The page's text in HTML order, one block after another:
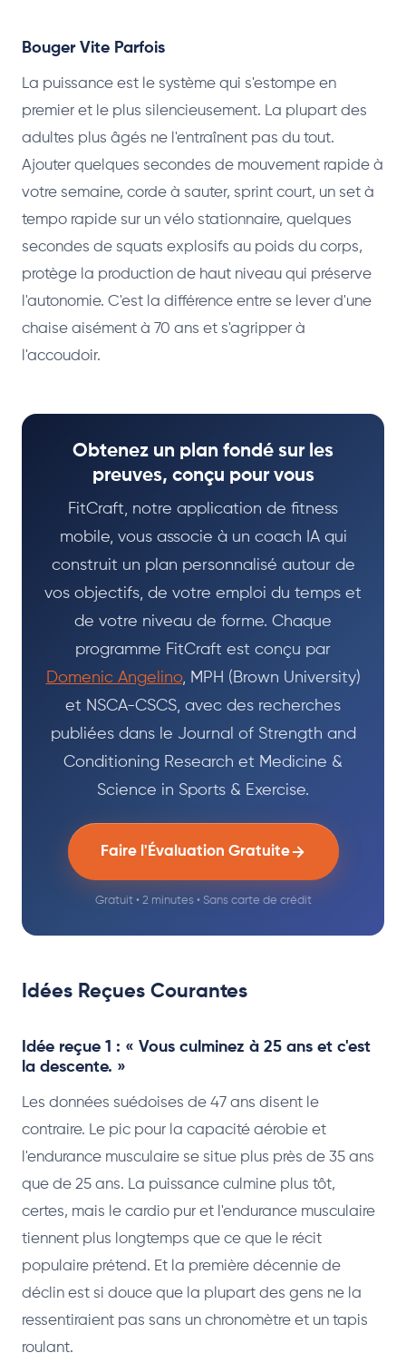
Bouger Vite Parfois
La puissance est le système qui s'estompe en
premier et le plus silencieusement. La plupart des
adultes plus âgés ne l'entraînent pas du tout.
Ajouter quelques secondes de mouvement rapide à
votre semaine, corde à sauter, sprint court, un set à
tempo rapide sur un vélo stationnaire, quelques
secondes de squats explosifs au poids du corps,
protège la production de haut niveau qui préserve
l'autonomie. C'est la différence entre se lever d'une
chaise aisément à 70 ans et s'agripper à
l'accoudoir.
Obtenez un plan fondé sur les
preuves, conçu pour vous
FitCraft, notre application de fitness
mobile, vous associe à un coach IA qui
construit un plan personnalisé autour de
vos objectifs, de votre emploi du temps et
de votre niveau de forme. Chaque
programme FitCraft est conçu par
Domenic Angelino, MPH (Brown University)
et NSCA-CSCS, avec des recherches
publiées dans le Journal of Strength and
Conditioning Research et Medicine &
Science in Sports & Exercise.
Faire l'Évaluation Gratuite
Gratuit • 2 minutes • Sans carte de crédit
Idées Reçues Courantes
Idée reçue 1 : « Vous culminez à 25 ans et c'est
la descente. »
Les données suédoises de 47 ans disent le
contraire. Le pic pour la capacité aérobie et
l'endurance musculaire se situe plus près de 35 ans
que de 25 ans. La puissance culmine plus tôt,
certes, mais le cardio pur et l'endurance musculaire
tiennent plus longtemps que ce que le récit
populaire prétend. Et la première décennie de
déclin est si douce que la plupart des gens ne la
ressentiraient pas sans un chronomètre et un tapis
roulant.